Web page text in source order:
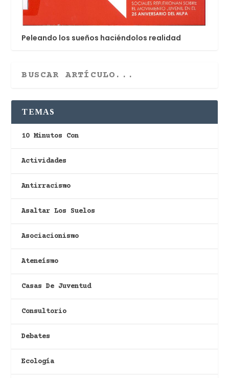
Peleando los sueños haciéndolos realidad
TEMAS
10 Minutos Con
Actividades
Antirracismo
Asaltar Los Suelos
Asociacionismo
Ateneísmo
Casas De Juventud
Consultorio
Debates
Ecología